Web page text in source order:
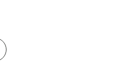
in Busi­ness Ad­min­is­tra­tion